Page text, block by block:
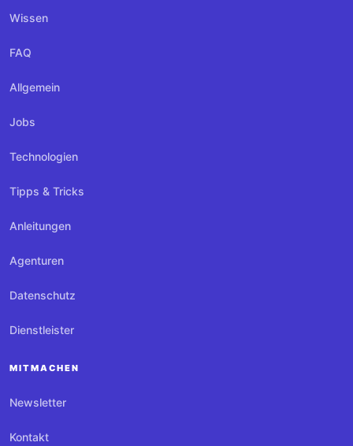
Wissen
FAQ
Allgemein
Jobs
Technologien
Tipps & Tricks
Anleitungen
Agenturen
Datenschutz
Dienstleister
MITMACHEN
Newsletter
Kontakt